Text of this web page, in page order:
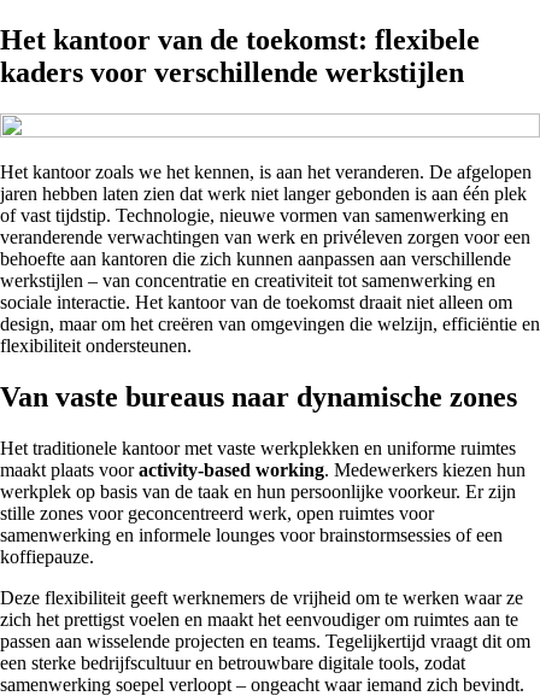
Het kantoor van de toekomst: flexibele
kaders voor verschillende werkstijlen
Het kantoor zoals we het kennen, is aan het veranderen. De afgelopen
jaren hebben laten zien dat werk niet langer gebonden is aan één plek
of vast tijdstip. Technologie, nieuwe vormen van samenwerking en
veranderende verwachtingen van werk en privéleven zorgen voor een
behoefte aan kantoren die zich kunnen aanpassen aan verschillende
werkstijlen – van concentratie en creativiteit tot samenwerking en
sociale interactie. Het kantoor van de toekomst draait niet alleen om
design, maar om het creëren van omgevingen die welzijn, efficiëntie en
flexibiliteit ondersteunen.
Van vaste bureaus naar dynamische zones
Het traditionele kantoor met vaste werkplekken en uniforme ruimtes
maakt plaats vooractivity-based working. Medewerkers kiezen hun
werkplek op basis van de taak en hun persoonlijke voorkeur. Er zijn
stille zones voor geconcentreerd werk, open ruimtes voor
samenwerking en informele lounges voor brainstormsessies of een
koffiepauze.
Deze flexibiliteit geeft werknemers de vrijheid om te werken waar ze
zich het prettigst voelen en maakt het eenvoudiger om ruimtes aan te
passen aan wisselende projecten en teams. Tegelijkertijd vraagt dit om
een sterke bedrijfscultuur en betrouwbare digitale tools, zodat
samenwerking soepel verloopt – ongeacht waar iemand zich bevindt.